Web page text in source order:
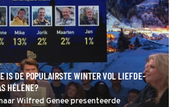
IS DE POPULAIRSTE WINTER VOL LIEFDE-
HÉLÈNE?
Wilfred Genee presenteerde